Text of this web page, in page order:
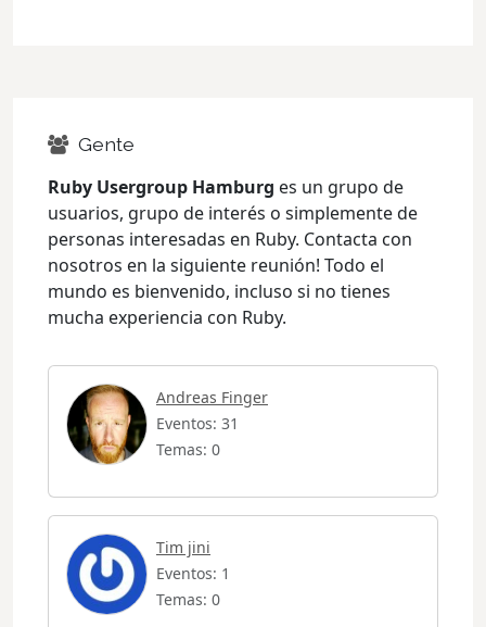
Gente
Ruby Usergroup Hamburg es un grupo de
usuarios, grupo de interés o simplemente de
personas interesadas en Ruby. Contacta con
nosotros en la siguiente reunión! Todo el
mundo es bienvenido, incluso si no tienes
mucha experiencia con Ruby.
Andreas Finger
Eventos: 31
Temas: 0
Tim jini
Eventos: 1
Temas: 0